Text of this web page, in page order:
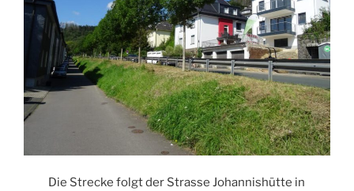
Die Strecke folgt der Strasse Johannishütte in